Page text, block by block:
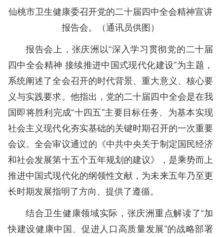
仙桃市卫生健康委召开党的二十届四中全会精神宣讲
报告会。（通讯员供图）
报告会上，张庆洲以“深入学习贯彻党的二十届
四中全会精神 接续推进中国式现代化建设”为主题，
系统阐述了全会召开的时代背景、重大意义、核心要
义与实践要求。他指出，党的二十届四中全会是在我
国即将胜利完成“十四五”主要目标任务、为基本实现
社会主义现代化夯实基础的关键时期召开的一次重要
会议。全会审议通过的《中共中央关于制定国民经济
和社会发展第十五个五年规划的建议》，是乘势而上
推进中国式现代化的纲领性文献，为未来五年乃至更
长时期发展指明了方向、提供了遵循。
结合卫生健康领域实际，张庆洲重点解读了“加
快建设健康中国、促进人口高质量发展”的战略部署